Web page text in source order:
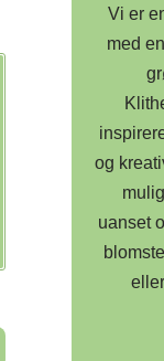
Vi er
med
og
uanset